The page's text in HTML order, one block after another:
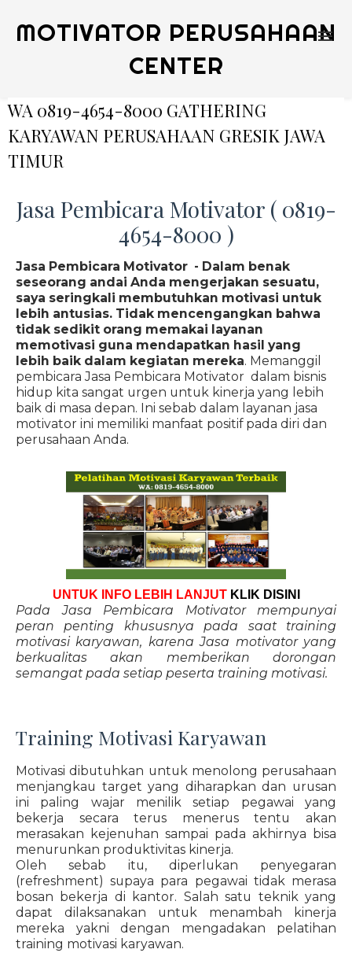
MOTIVATOR PERUSAHAAN
CENTER
WA 0819-4654-8000 GATHERING
KARYAWAN PERUSAHAAN GRESIK JAWA
TIMUR
Jasa Pembicara Motivator ( 0819-
4654-8000 )
Jasa Pembicara Motivator - Dalam benak
seseorang andai Anda mengerjakan sesuatu,
saya seringkali membutuhkan motivasi untuk
lebih antusias. Tidak mencengangkan bahwa
tidak sedikit orang memakai layanan
memotivasi guna mendapatkan hasil yang
lebih baik dalam kegiatan mereka. Memanggil
pembicara Jasa Pembicara Motivator dalam bisnis
hidup kita sangat urgen untuk kinerja yang lebih
baik di masa depan. Ini sebab dalam layanan jasa
motivator ini memiliki manfaat positif pada diri dan
perusahaan Anda.
UNTUK INFO LEBIH LANJUT KLIK DISINI
Pada Jasa Pembicara Motivator mempunyai
peran penting khususnya pada saat training
motivasi karyawan, karena Jasa motivator yang
berkualitas akan memberikan dorongan
semangat pada setiap peserta training motivasi.
Training Motivasi Karyawan
Motivasi dibutuhkan untuk menolong perusahaan
menjangkau target yang diharapkan dan urusan
ini paling wajar menilik setiap pegawai yang
bekerja secara terus menerus tentu akan
merasakan kejenuhan sampai pada akhirnya bisa
menurunkan produktivitas kinerja.
Oleh sebab itu, diperlukan penyegaran
(refreshment) supaya para pegawai tidak merasa
bosan bekerja di kantor. Salah satu teknik yang
dapat dilaksanakan untuk menambah kinerja
mereka yakni dengan mengadakan pelatihan
training motivasi karyawan.